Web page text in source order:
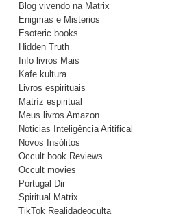
Blog vivendo na Matrix
Enigmas e Misterios
Esoteric books
Hidden Truth
Info livros Mais
Kafe kultura
Livros espirituais
Matríz espiritual
Meus livros Amazon
Noticias Inteligência Aritifical
Novos Insólitos
Occult book Reviews
Occult movies
Portugal Dir
Spiritual Matrix
TikTok Realidadeoculta